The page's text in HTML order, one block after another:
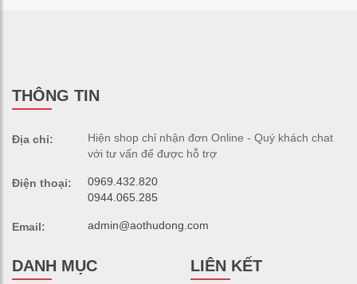
THÔNG TIN
Địa chỉ:
Hiện shop chỉ nhận đơn Online - Quý khách chat
với tư vấn để được hỗ trợ
Điện thoại:
0969.432.820
0944.065.285
Email: admin@aothudong.com
DANH MỤC LIÊN KẾT